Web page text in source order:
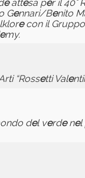
eattesa per il 40°
Gennari/Benito
econ il Gruppo
emy.
“Rossetti Vale
del verdenel